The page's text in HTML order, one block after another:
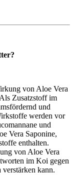
von Aloe Vera
Zusatzstoff im
und
werden vor
und
Vera Saponine,
enthalten.
von Aloe Vera
im Koi gegen
kann.